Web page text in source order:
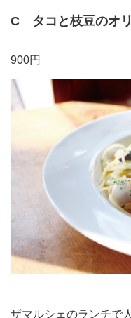
C タコと枝豆のオ
900円
ザマルシェのランチで